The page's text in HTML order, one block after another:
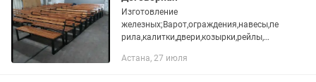
Изготовление
железных;Варот,ограждения,навесы,пе
рила,калитки,двери,козырки,рейлы,
лофт,конструкции,мангалы,откатные
Астана, 27 июля